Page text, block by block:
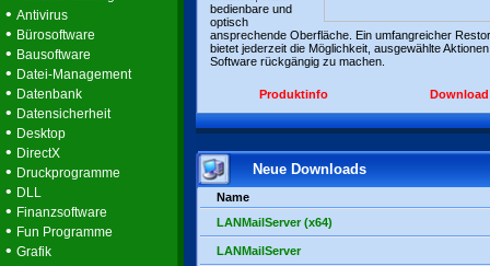
• Antivirus
• Bürosoftware
• Bausoftware
• Datei-Management
• Datenbank
• Datensicherheit
• Desktop
• DirectX
• Druckprogramme
• DLL
• Finanzsoftware
• Fun Programme
• Grafik
bedienbare und
optisch
ansprechende Oberfläche. Ein umfangreicher
bietet jederzeit die Möglichkeit, ausgewählte
Software rückgängig zu machen.
Produktinfo Download
Neue Downloads
Name
LANMailServer (x64)
LANMailServer